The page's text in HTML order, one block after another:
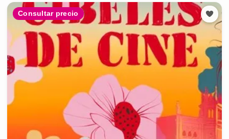
Consultar precio